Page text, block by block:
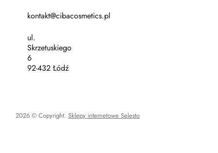
kontakt@cibacosmetics.pl
ul.
Skrzetuskiego
6
92-432 Łódź
2026 © Copyright. Sklepy internetowe Selesto